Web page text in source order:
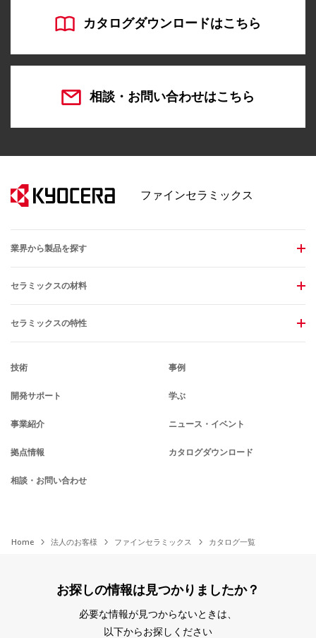
カタログダウンロードはこちら
相談・お問い合わせはこちら
ファインセラミックス
業界から製品を探す
セラミックスの材料
セラミックスの特性
技術 事例
開発サポート 学ぶ
事業紹介 ニュース・イベント
拠点情報 カタログダウンロード
相談・お問い合わせ
Home 法人のお客様 ファインセラミックス カタログ一覧
お探しの情報は見つかりましたか？
必要な情報が見つからないときは、
以下からお探しください